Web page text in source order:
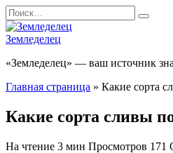
Перейти
к
содержанию
Search
for:
Земледелец
«Земледелец» — ваш источник
Главная страница » Какие сорта
Какие сорта сливы
На чтение 3 мин Просмотров 171